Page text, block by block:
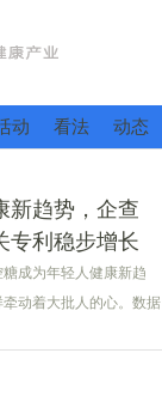
动 看法 动态
新趋势，企查
专利稳步增长
成为年轻人健康新趋
动着大批人的心。数据